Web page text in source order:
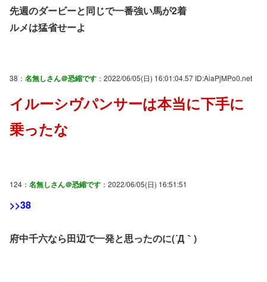
先週のダービーと同じで一番強い馬が2着
ルメは猛省せーよ
38： 名無しさん＠恐縮です ：2022/06/05(日) 16:01:04.57 ID:AiaPjMPo0.net
イルーシヴパンサーは本当に下手に
乗ったな
124： 名無しさん＠恐縮です ：2022/06/05(日) 16:51:51
>>38
府中千六なら田辺で一発と思ったのに(´Д｀)